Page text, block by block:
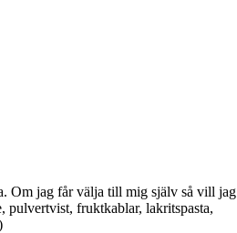
Om jag får välja till mig själv så vill jag
pulvertvist, fruktkablar, lakritspasta,